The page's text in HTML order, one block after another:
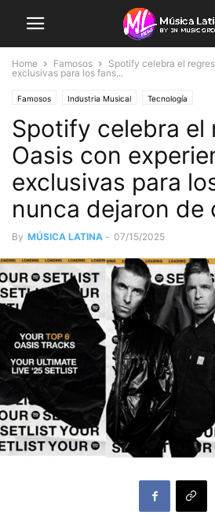
Home Famosos
Spotify celebra el
exclusivas para los fans...
Famosos Industria Musical Tecnología
Spotify celebra el
Oasis con
exclusivas para
nunca dejaron de
By MÚSICA LATINA - 07/15/2025